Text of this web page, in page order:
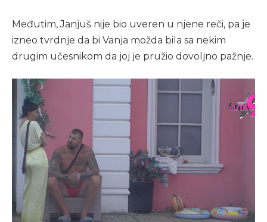
Međutim, Janjuš nije bio uveren u njene reči, pa je
izneo tvrdnje da bi Vanja možda bila sa nekim
drugim učesnikom da joj je pružio dovoljno pažnje.